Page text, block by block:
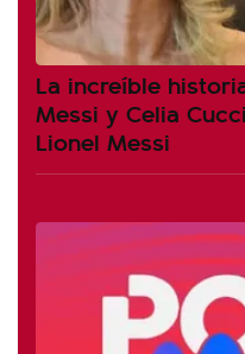
La increíble
Messi y Celia
Lionel Messi